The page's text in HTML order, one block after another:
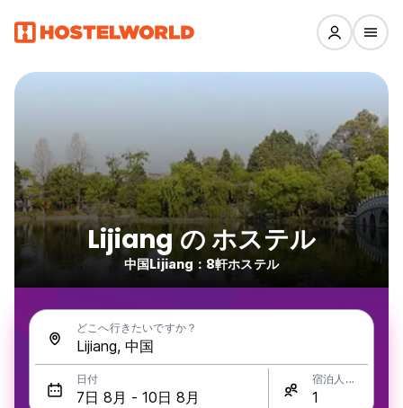
Lijiang の ホステル
中国Lijiang：8軒ホステル
どこへ行きたいですか？
日付 宿泊人数